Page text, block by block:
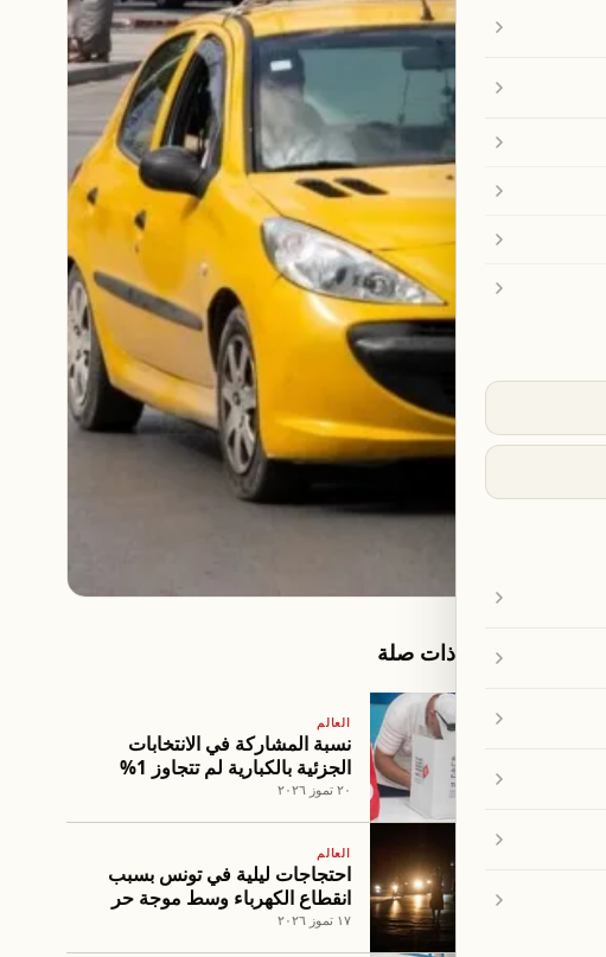
مقالات ذات صلة
العالم
نسبة المشاركة في الانتخابات
الجزئية بالكبارية لم تتجاوز 1%
٢٠ تموز ٢٠٢٦
العالم
احتجاجات ليلية في تونس بسبب
انقطاع الكهرباء وسط موجة حر
غير مسبوقة
١٧ تموز ٢٠٢٦